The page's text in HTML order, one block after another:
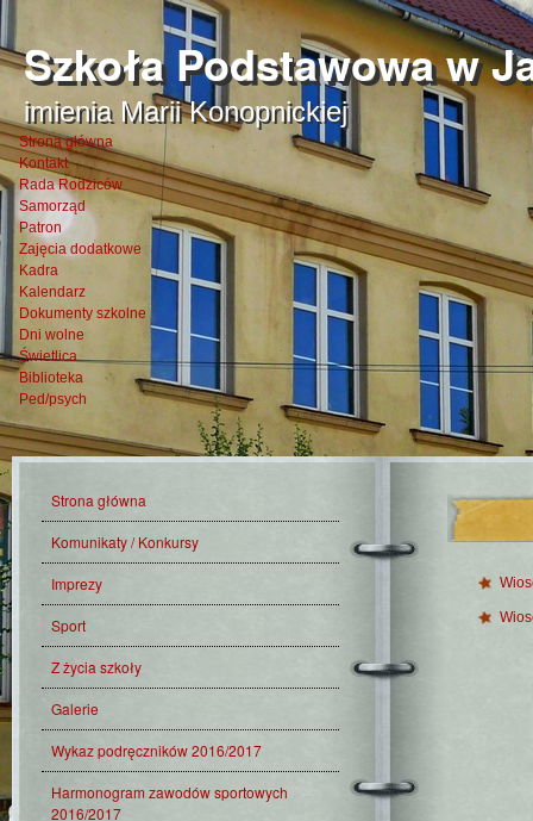
Szkoła Podstawowa w
imienia Marii Konopnickiej
Strona główna
Kontakt
Rada Rodziców
Samorząd
Patron
Zajęcia dodatkowe
Kadra
Kalendarz
Dokumenty szkolne
Dni wolne
Świetlica
Biblioteka
Ped/psych
Strona główna
Komunikaty / Konkursy
Imprezy
Sport
Z życia szkoły
Galerie
Wykaz podręczników 2016/2017
Harmonogram zawodów sportowych
2016/2017